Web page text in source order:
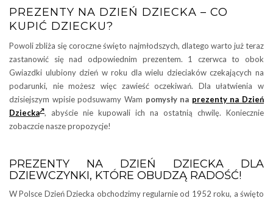
PREZENTY NA DZIEŃ DZIECKA – CO
KUPIĆ DZIECKU?
Powoli zbliża się coroczne święto najmłodszych, dlatego warto już teraz
zastanowić się nad odpowiednim prezentem. 1 czerwca to obok
Gwiazdki ulubiony dzień w roku dla wielu dzieciaków czekających na
podarunki, nie możesz więc zawieść oczekiwań. Dla ułatwienia w
dzisiejszym wpisie podsuwamy Wam pomysły na prezenty na Dzień
Dziecka , abyście nie kupowali ich na ostatnią chwilę. Koniecznie
zobaczcie nasze propozycje!
PREZENTY NA DZIEŃ DZIECKA DLA
DZIEWCZYNKI, KTÓRE OBUDZĄ RADOŚĆ!
W Polsce Dzień Dziecka obchodzimy regularnie od 1952 roku, a święto